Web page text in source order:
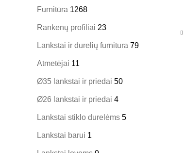
Furnitūra 1268
Rankenų profiliai 23
Lankstai ir durelių furnitūra 79
Atmetėjai 11
Ø35 lankstai ir priedai 50
Ø26 lankstai ir priedai 4
Lankstai stiklo durelėms 5
Lankstai barui 1